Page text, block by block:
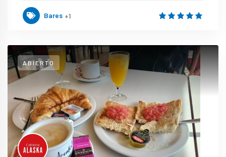
Bares +1
ABIERTO